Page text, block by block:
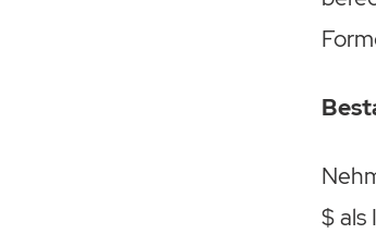
$ als